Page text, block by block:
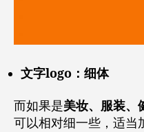
文字logo：细体
而如果是美妆、服装、
可以相对细一些，适当